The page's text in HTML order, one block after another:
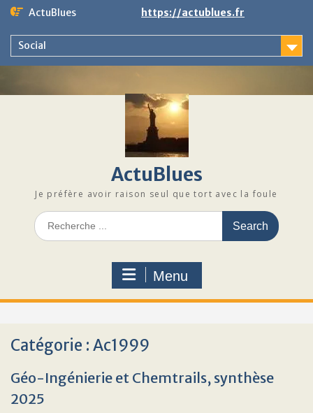
Skip
content
ActuBlues https://actublues.fr
Social
ActuBlues
Je préfère avoir raison seul que tort avec la foule
Search
for:
Menu
Catégorie : Ac1999
Géo-Ingénierie et Chemtrails, synthèse
2025